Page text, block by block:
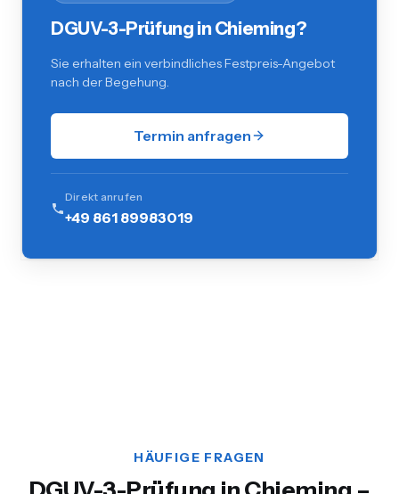
DGUV-3-Prüfung in Chieming?
Sie erhalten ein verbindliches Festpreis-Angebot
nach der Begehung.
Termin anfragen
Direkt anrufen
+49 861 89983019
HÄUFIGE FRAGEN